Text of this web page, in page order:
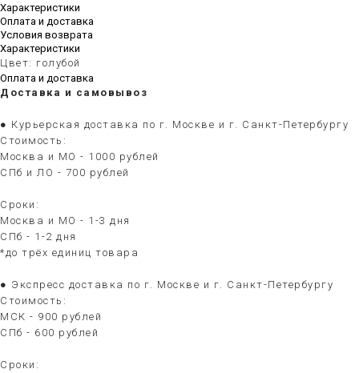
Характеристики
Оплата и доставка
Условия возврата
Характеристики
Цвет: голубой
Оплата и доставка
Доставка и самовывоз
● Курьерская доставка по г. Москве и г. Санкт-Петербургу
Стоимость:
Москва и МО - 1000 рублей
СПб и ЛО - 700 рублей
Сроки:
Москва и МО - 1-3 дня
СПб - 1-2 дня
*до трёх единиц товара
● Экспресс доставка по г. Москве и г. Санкт-Петербургу
Стоимость:
МСК - 900 рублей
СПб - 600 рублей
Сроки: